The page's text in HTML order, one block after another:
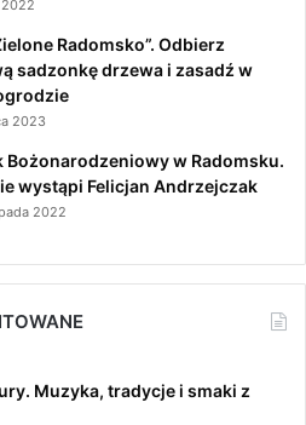
Radomsko”. Odbierz
sadzonkę drzewa i zasadź w
2023
Bożonarodzeniowy w Radomsku.
wystąpi Felicjan Andrzejczak
2022
Muzyka, tradycje i smaki z